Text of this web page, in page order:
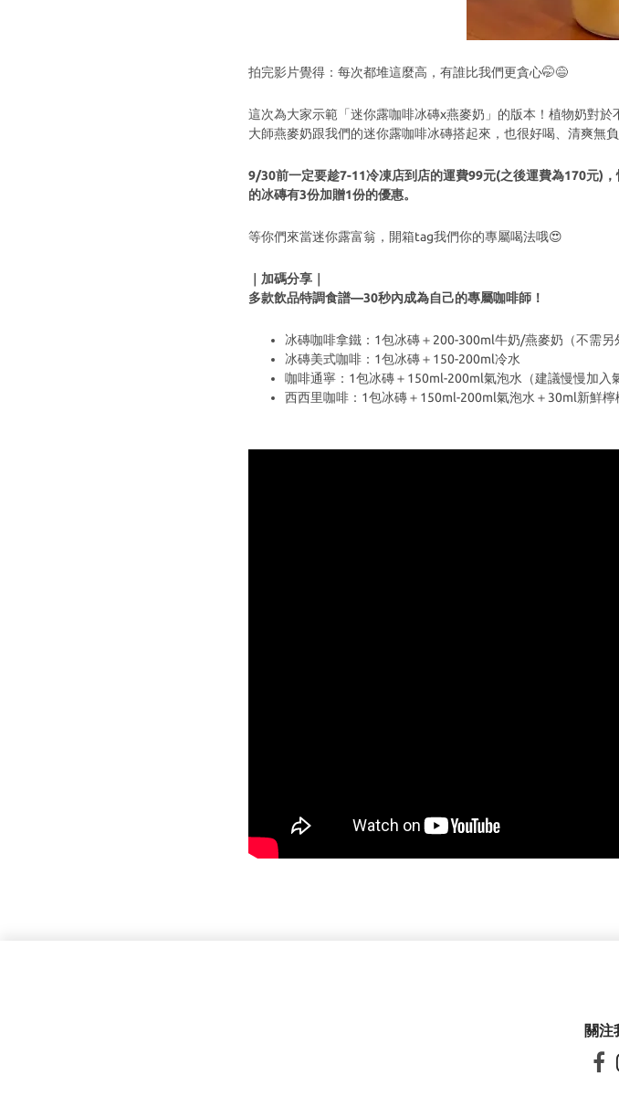
拍完影片覺得：每次都堆這麼高，有誰比我們更貪心🤭😅
這次為大家示範「迷你露咖啡冰磚x燕麥奶」的版本！植物奶對
大師燕麥奶跟我們的迷你露咖啡冰磚搭起來，也很好喝、清爽無負
9/30前一定要趁7-11冷凍店到店的運費99元(之後運費為170元)
的冰磚有3份加贈1份的優惠。
等你們來當迷你露富翁，開箱tag我們你的專屬喝法哦😍
加碼分享
多款飲品特調食譜—30秒內成為自己的專屬咖啡師！
冰磚咖啡拿鐵：1包冰磚＋200-300ml牛奶/燕麥奶（不需另
冰磚美式咖啡：1包冰磚＋150-200ml冷水
咖啡通寧：1包冰磚＋150ml-200ml氣泡水（建議慢慢加入
西西里咖啡：1包冰磚＋150ml-200ml氣泡水＋30ml新鮮
關注
